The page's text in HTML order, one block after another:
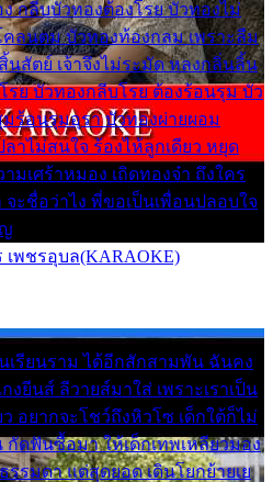
กลีบบัวทองต้องโรย บัวทองไม่
คลนตม บัวทองท้องกลม เพราะลืม
สัตย์ เจ้าจึงไม่ระมัด หลงกลิ่นลิ้น
รย บัวทองกลีบโรย ต้องร้อนรุม บัว
ร้อนรุมอุรา บัวทองผ่ายผอม
าไม่สนใจ ร้องไห้ลูกเดียว หยุด
มเศร้าหมอง เถิดทองจ๋า ถึงใคร
จะชื่อว่าไง พี่ขอเป็นเพื่อนปลอบใจ
เพชรอุบล(KARAOKE)
เรียนราม ได้อีกสักสามพัน ฉันคง
งยีนส์ ลีวายส์มาใส่ เพราะเราเป็น
ว อยากจะโชว์ถึงหิวโซ เด็กใต้ก็ไม่
ดฟันซื้อมา ให้เด็กเทพเหลียวมอง
รรมดา แต่สุดยอด เดินโยกย้ายเย